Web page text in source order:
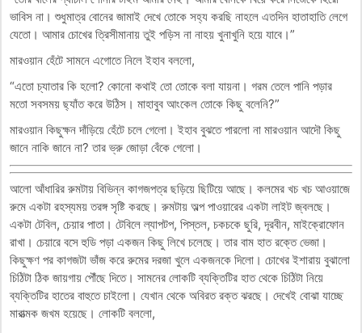
ভাবিস না। শুধুমাত্র বোনের জামাই দেখে তোকে সহ্য করছি নাহলে এতদিন হাতাহাতি লেগে
যেতো। আমার চোখের ত্রিসীমানায় তুই পড়িস না নাহয় খুনাখুনি হয়ে যাবে।”
মারওয়ান হেঁটে সামনে এগোতে নিলে ইহাব বললো,
“এতো চ্যাতার কি হলো? কোনো কথাই তো তোকে বলা যায়না। গরম তেলে পানি পড়ার
মতো সবসময় ছ্যাঁত করে উঠিস। মাহাবুব আংকেল তোকে কিছু বলেনি?”
মারওয়ান কিছুক্ষন দাঁড়িয়ে হেঁটে চলে গেলো। ইহাব বুঝতে পারলো না মারওয়ান আদৌ কিছু
জানে নাকি জানে না? তার ভ্রু জোড়া বেঁকে গেলো।
আলো আঁধারির রুমটায় বিভিন্ন কাগজপত্র ছড়িয়ে ছিটিয়ে আছে। কলমের খচ খচ আওয়াজে
রুমে একটা রহস্যময় তরঙ্গ সৃষ্টি করছে। রুমটায় অল্প পাওয়ারের একটা লাইট জ্বলছে।
একটা টেবিল, চেয়ার পাতা। টেবিলে ল্যাপটপ, পিস্তল, চকচকে ছুরি, দূরবীন, মাইক্রোফোন
রাখা। চেয়ারে বসে হুডি পড়া একজন কিছু লিখে চলেছে। তার বাম হাত রক্তে ভেজা।
কিছুক্ষণ পর কাগজটা ভাঁজ করে রুমের দরজা খুলে একজনকে দিলো। চোখের ইশারায় বুঝালো
চিঠিটা ঠিক জায়গায় পৌঁছে দিতে। সামনের লোকটি ব্যক্তিটির হাত থেকে চিঠিটা নিয়ে
ব্যক্তিটির হাতের বাহুতে চাইলো। যেখান থেকে অবিরত রক্ত ঝরছে। দেখেই বোঝা যাচ্ছে
মারাত্মক জখম হয়েছে। লোকটি বললো,